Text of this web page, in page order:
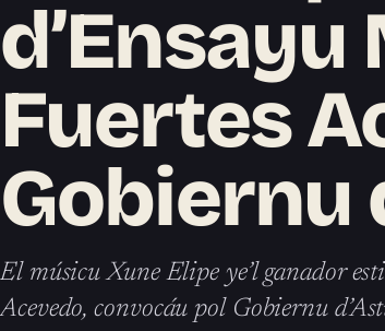
Fuertes
Gobiernu
El músicu Xune Elipe ye’l ganador
Acevedo, convocáu pol Gobiernu